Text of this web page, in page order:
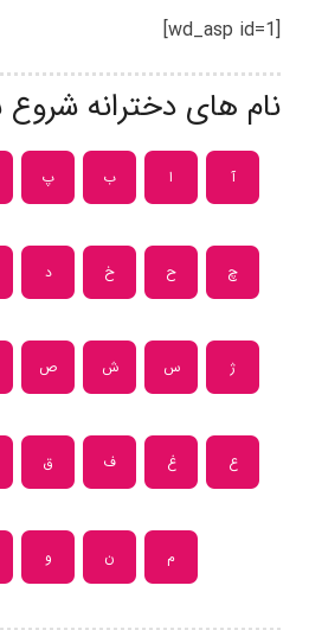
[wd_asp id=1]
نام های دخترانه شروع
آ ا ب پ
چ ح خ د
ژ س ش ص
ع غ ف ق
م ن و